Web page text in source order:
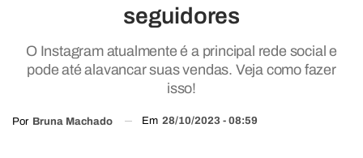
seguidores
O Instagram atualmente é a principal rede social e
pode até alavancar suas vendas. Veja como fazer
isso!
Por Bruna Machado Em 28/10/2023 - 08:59